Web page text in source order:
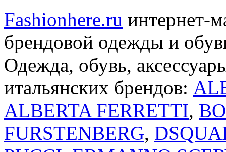
Fashionhere.ru интернет-
брендовой одежды и
Одежда, обувь,
итальянских брендов:
ALBERTA FERRETTI,
FURSTENBERG,